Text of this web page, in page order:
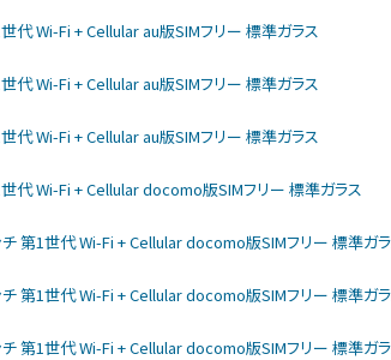
代 Wi-Fi + Cellular au版SIMフリー 標準ガラス
代 Wi-Fi + Cellular au版SIMフリー 標準ガラス
代 Wi-Fi + Cellular au版SIMフリー 標準ガラス
代 Wi-Fi + Cellular docomo版SIMフリー 標準ガラス
第1世代 Wi-Fi + Cellular docomo版SIMフリー 標準ガ
第1世代 Wi-Fi + Cellular docomo版SIMフリー 標準ガ
第1世代 Wi-Fi + Cellular docomo版SIMフリー 標準ガ